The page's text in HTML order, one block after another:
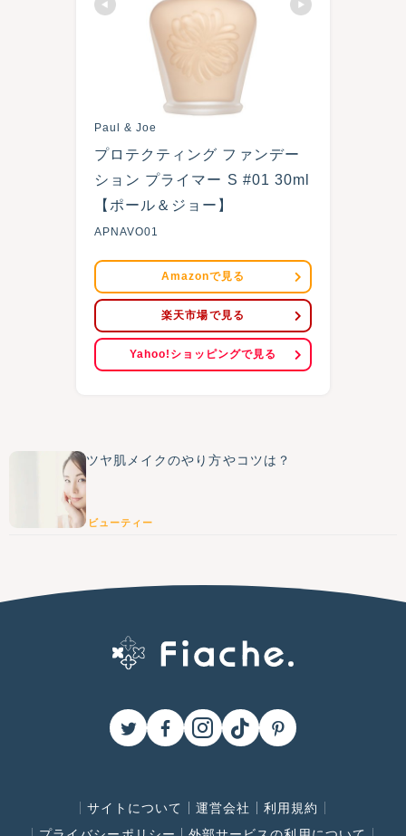
Paul & Joe
プロテクティング ファンデー
ション プライマー S #01 30ml
【ポール＆ジョー】
APNAVO01
Amazonで見る
楽天市場で見る
Yahoo!ショッピングで見る
ツヤ肌メイクのやり方やコツは？
ビューティー
サイトについて 運営会社
利用規約